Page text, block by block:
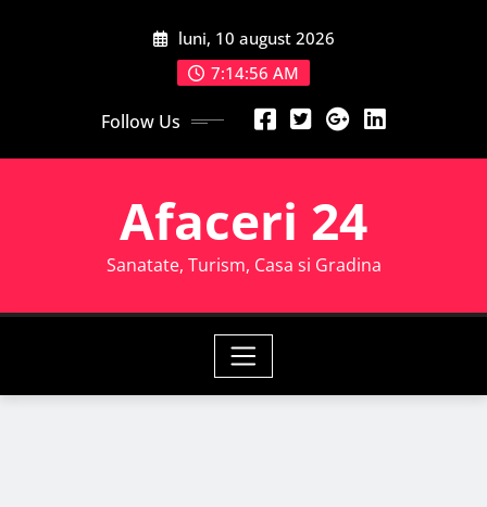
luni, 10 august 2026
7:14:57 AM
Follow Us
Afaceri 24
Sanatate, Turism, Casa si Gradina